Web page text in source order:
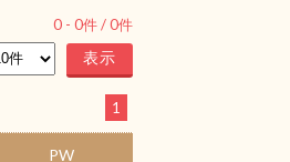
0 - 0件 /0件
1
PW